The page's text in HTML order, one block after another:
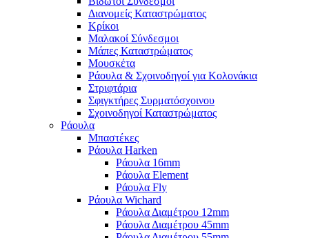
Διανομείς Καταστρώματος
Κρίκοι
Μαλακοί Σύνδεσμοι
Μάπες Καταστρώματος
Μουσκέτα
Ράουλα & Σχοινοδηγοί για Κολονάκια
Στριφτάρια
Σφιγκτήρες Συρματόσχοινου
Σχοινοδηγοί Καταστρώματος
Ράουλα
Μπαστέκες
Ράουλα Harken
Ράουλα 16mm
Ράουλα Element
Ράουλα Fly
Ράουλα Wichard
Ράουλα Διαμέτρου 12mm
Ράουλα Διαμέτρου 45mm